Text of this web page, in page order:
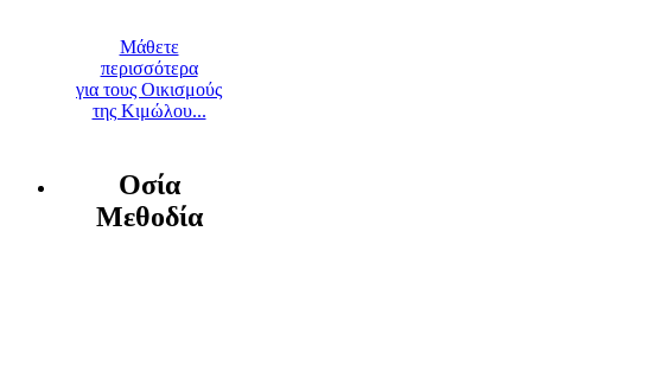
Μάθετε
περισσότερα
για τους Οικισμούς
της Κιμώλου...
Οσία
Μεθοδία